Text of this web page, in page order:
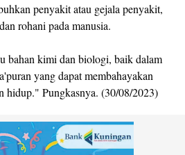
penyakit atau gejala penyakit,
rohani pada manusia.
bahan kimi dan biologi, baik dalam
yang dapat membahayakan
hidup." Pungkasnya. (30/08/2023)